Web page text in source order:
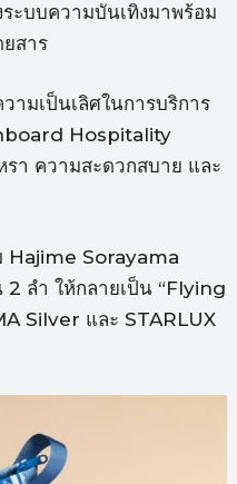
ะบบความบันเทิงมาพร้อม
สาร
ามเป็นเลิศในการบริการ
Hospitality
า ความสะดวกสบาย และ
Hajime Sorayama
ลำ ให้กลายเป็น “Flying
Silver และ STARLUX